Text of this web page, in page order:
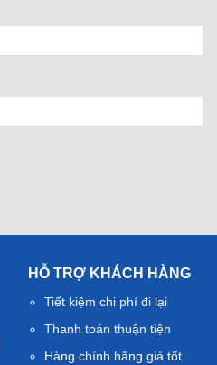
HỖ TRỢ KHÁCH HÀNG
Tiết kiệm chi phí đi lại
Thanh toán thuận tiện
Hàng chính hãng giá tốt